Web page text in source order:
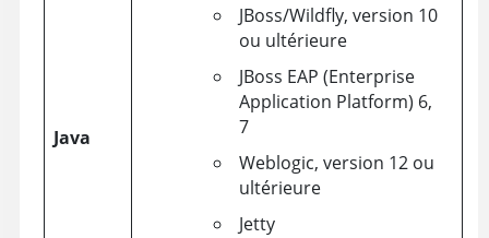
Java
JBoss/Wildfly, version 10
ou ultérieure
JBoss EAP (Enterprise
Application Platform) 6,
7
Weblogic, version 12 ou
ultérieure
Jetty